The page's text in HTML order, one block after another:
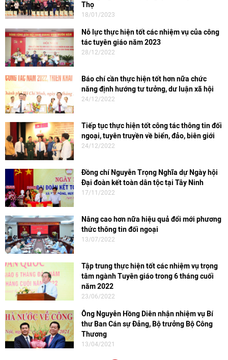
Thọ
18/01/2023
Nỗ lực thực hiện tốt các nhiệm vụ của công
tác tuyên giáo năm 2023
28/12/2022
Báo chí cần thực hiện tốt hơn nữa chức
năng định hướng tư tưởng, dư luận xã hội
24/12/2022
Tiếp tục thực hiện tốt công tác thông tin đối
ngoại, tuyên truyền về biển, đảo, biên giới
24/12/2022
Đồng chí Nguyễn Trọng Nghĩa dự Ngày hội
Đại đoàn kết toàn dân tộc tại Tây Ninh
17/11/2022
Nâng cao hơn nữa hiệu quả đổi mới phương
thức thông tin đối ngoại
13/07/2022
Tập trung thực hiện tốt các nhiệm vụ trọng
tâm ngành Tuyên giáo trong 6 tháng cuối
năm 2022
23/06/2022
Ông Nguyễn Hồng Diên nhận nhiệm vụ Bí
thư Ban Cán sự Đảng, Bộ trưởng Bộ Công
Thương
13/04/2021